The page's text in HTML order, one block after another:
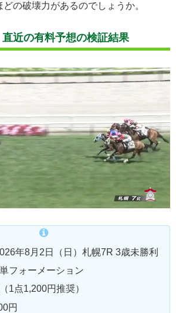
の破壊力があるのでしょうか。
直近の有料予想の検証結果
年8月2日（日）札幌7R 3歳未勝利
フォーメーション
1点1,200円推奨）
円